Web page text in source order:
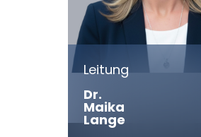
Leitung
Dr.
Maika
Lange